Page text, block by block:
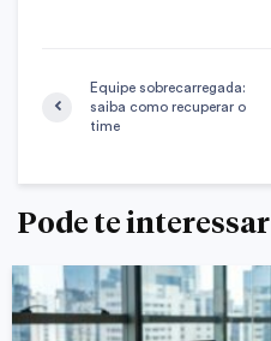
Equipe sobrecarregada:
saiba como recuperar o
time
Pode te interessar